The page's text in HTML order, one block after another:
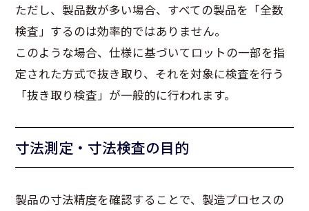
ただし、製品数が多い場合、すべての製品を「全数
検査」するのは効率的ではありません。
このような場合、仕様に基づいてロットの一部を指
定された方式で抜き取り、それを対象に検査を行う
「抜き取り検査」が一般的に行われます。
寸法測定・寸法検査の目的
製品の寸法精度を確認することで、製造プロセスの